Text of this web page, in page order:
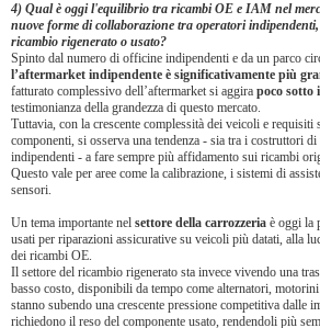
4) Qual è oggi l'equilibrio tra ricambi OE e IAM nel
nuove forme di collaborazione tra operatori
ricambio rigenerato o usato?
Spinto dal numero di officine indipendenti e da un parco
l’aftermarket indipendente è significativamente più
fatturato complessivo dell’aftermarket si aggira poco sotto
testimonianza della grandezza di questo mercato.
Tuttavia, con la crescente complessità dei veicoli e
componenti, si osserva una tendenza - sia tra i costruttori
indipendenti - a fare sempre più affidamento sui ricambi
Questo vale per aree come la calibrazione, i sistemi di
sensori.
Un tema importante nel settore della carrozzeria è oggi la
usati per riparazioni assicurative su veicoli più datati, alla
dei ricambi OE.
Il settore del ricambio rigenerato sta invece vivendo una
basso costo, disponibili da tempo come alternatori,
stanno subendo una crescente pressione competitiva dalle
richiedono il reso del componente usato, rendendoli più